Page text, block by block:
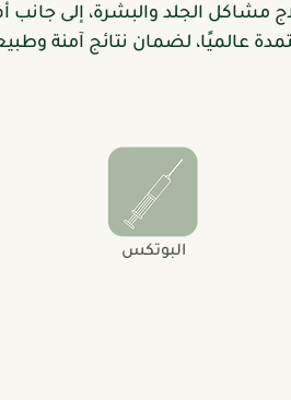
مشاكل الجلد والبشرة، إلى
عالميًا، لضمان نتائج آمنة
البوتكس